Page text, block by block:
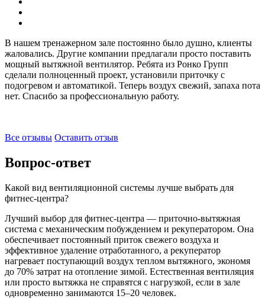
В нашем тренажерном зале постоянно было душно, клиенты
жаловались. Другие компании предлагали просто поставить
мощный вытяжной вентилятор. Ребята из Ронко Групп
сделали полноценный проект, установили приточку с
подогревом и автоматикой. Теперь воздух свежий, запаха пота
нет. Спасибо за профессиональную работу.
Все отзывы Оставить отзыв
Вопрос-ответ
Какой вид вентиляционной системы лучше выбрать для
фитнес-центра?
Лучший выбор для фитнес-центра — приточно-вытяжная
система с механическим побуждением и рекуператором. Она
обеспечивает постоянный приток свежего воздуха и
эффективное удаление отработанного, а рекуператор
нагревает поступающий воздух теплом вытяжного, экономя
до 70% затрат на отопление зимой. Естественная вентиляция
или просто вытяжка не справятся с нагрузкой, если в зале
одновременно занимаются 15–20 человек.